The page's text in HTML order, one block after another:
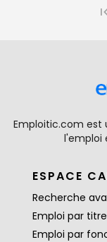
Emploitic.com est
l'emploi
ESPACE
Recherche
Emploi par
Emploi par